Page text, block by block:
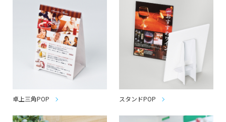
卓上三角POP スタンドPOP